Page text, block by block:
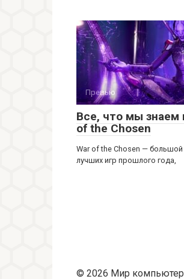
Превью
Все, что мы знаем
of the Chosen
War of the Chosen —
лучших игр прошлого года,
© 2026 Мир